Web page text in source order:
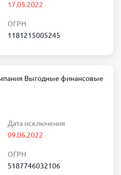
17.05.2022
ОГРН
1181215005245
Выгодные финансовые
Дата исключения
09.06.2022
ОГРН
5187746032106